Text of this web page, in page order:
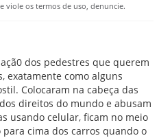
viole os termos de uso, denuncie.
dos pedestres que querem
exatamente como alguns
Colocaram na cabeça das
direitos do mundo e abusam
usando celular, ficam no meio
cima dos carros quando o